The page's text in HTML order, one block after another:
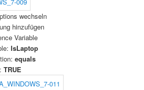
wechseln
hinzufügen
Variable
IsLaptop
equals
TRUE